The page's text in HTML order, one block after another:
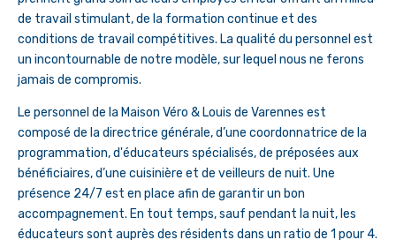
de travail stimulant, de la formation continue et des
conditions de travail compétitives. La qualité du personnel est
un incontournable de notre modèle, sur lequel nous ne ferons
jamais de compromis.
Le personnel de la Maison Véro & Louis de Varennes est
composé de la directrice générale, d’une coordonnatrice de la
programmation, d'éducateurs spécialisés, de préposées aux
bénéficiaires, d’une cuisinière et de veilleurs de nuit. Une
présence 24/7 est en place afin de garantir un bon
accompagnement. En tout temps, sauf pendant la nuit, les
éducateurs sont auprès des résidents dans un ratio de 1 pour 4.